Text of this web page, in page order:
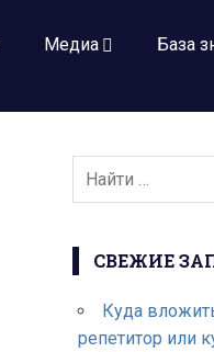
Медиа База
СВЕЖИЕ
Куда
репетитор или